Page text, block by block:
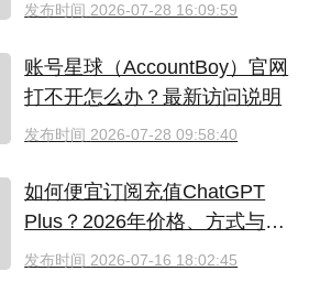
发布时间 2026-07-28 16:09:59
账号星球（AccountBoy）官网
打不开怎么办？最新访问说明
发布时间 2026-07-28 09:58:40
如何便宜订阅充值ChatGPT
Plus？2026年价格、方式与避
坑指南
发布时间 2026-07-16 18:02:45